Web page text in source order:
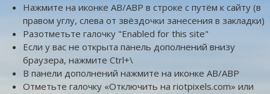
Нажмите на иконке AB/ABP в строке с путём к сайту (в
правом углу, слева от звёздочки занесения в закладки)
Разотметьте галочку "Enabled for this site"
Если у вас не открыта панель дополнений внизу
браузера, нажмите Ctrl+\
В панели дополнений нажмите на иконке AB/ABP
Отметьте галочку «Отключить на riotpixels.com» или